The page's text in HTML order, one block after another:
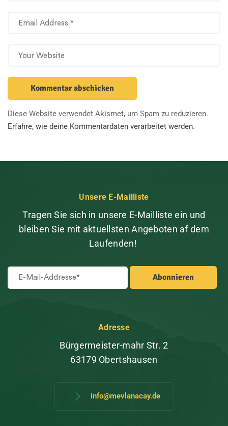
Diese Website verwendet Akismet, um Spam zu reduzieren.
Erfahre, wie deine Kommentardaten verarbeitet werden.
Unsere E-Mailliste
Tragen Sie sich in unsere E-Mailliste ein und
bleiben Sie mit aktuellsten Angeboten af dem
Laufenden!
Adresse
Bürgermeister-mahr Str. 2
63179 Obertshausen
info@mevlanacay.de